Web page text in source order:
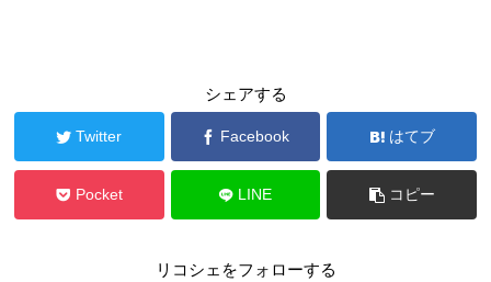
シェアする
Twitter Facebook はてブ
Pocket LINE コピー
リコシェをフォローする